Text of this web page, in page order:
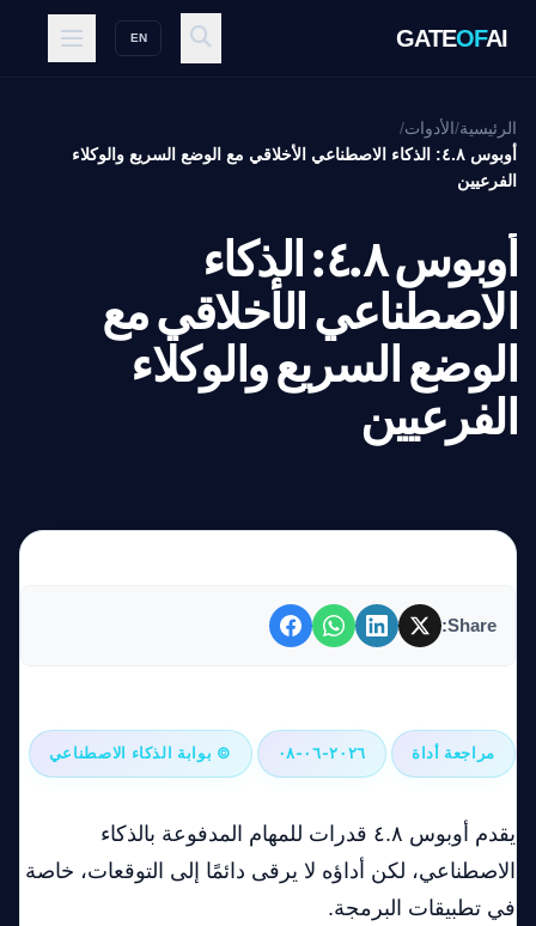
GATEOFAI
EN
الرئيسية/ الأدوات/
أوبوس ٤.٨: الذكاء الاصطناعي الأخلاقي مع الوضع السريع والوكلاء
الفرعيين
أوبوس ٤.٨: الذكاء
الاصطناعي الأخلاقي مع
الوضع السريع والوكلاء
الفرعيين
Share:
مراجعة أداة ٢٠٢٦-٠٦-٠٨ © بوابة الذكاء الاصطناعي
يقدم أوبوس ٤.٨ قدرات للمهام المدفوعة بالذكاء
الاصطناعي، لكن أداؤه لا يرقى دائمًا إلى التوقعات، خاصة
في تطبيقات البرمجة.